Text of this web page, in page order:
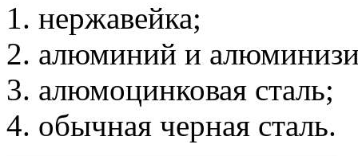
нержавейка;
алюминий и
алюмоцинковая сталь;
обычная черная сталь.